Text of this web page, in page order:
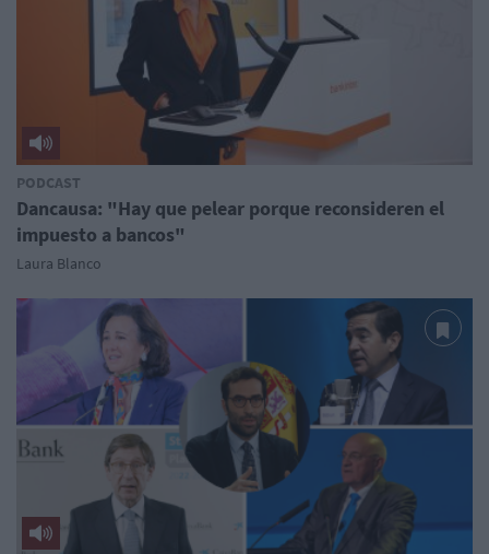
PODCAST
Dancausa: "Hay que pelear porque reconsideren el
impuesto a bancos"
Laura Blanco